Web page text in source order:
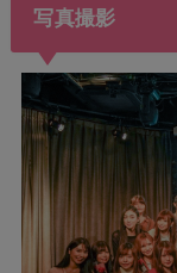
写真撮影